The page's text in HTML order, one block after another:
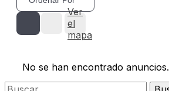
Ver
el
mapa
No se han encontrado anuncios.